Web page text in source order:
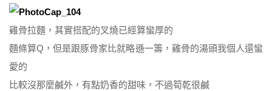
雞骨拉麵，其實搭配的叉燒已經算蠻厚的
麵條算Q，但是跟豚骨家比就略遜一籌，雞骨的湯頭我個人還蠻
愛的
比較沒那麼鹹外，有點奶香的甜味，不過筍乾很鹹